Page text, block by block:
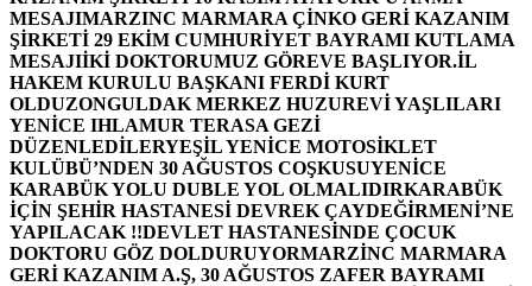
MESAJIMARZINC MARMARA ÇİNKO GERİ KAZANIM
ŞİRKETİ 29 EKİM CUMHURİYET BAYRAMI KUTLAMA
MESAJIİKİ DOKTORUMUZ GÖREVE BAŞLIYOR.İL
HAKEM KURULU BAŞKANI FERDİ KURT
OLDUZONGULDAK MERKEZ HUZUREVİ YAŞLILARI
YENİCE IHLAMUR TERASA GEZİ
DÜZENLEDİLERYEŞİL YENİCE MOTOSİKLET
KULÜBÜ’NDEN 30 AĞUSTOS COŞKUSUYENİCE
KARABÜK YOLU DUBLE YOL OLMALIDIRKARABÜK
İÇİN ŞEHİR HASTANESİ DEVREK ÇAYDEĞİRMENİ’NE
YAPILACAK !!DEVLET HASTANESİNDE ÇOCUK
DOKTORU GÖZ DOLDURUYORMARZİNC MARMARA
GERİ KAZANIM A.Ş, 30 AĞUSTOS ZAFER BAYRAMI